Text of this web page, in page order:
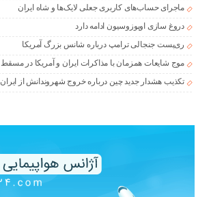
ماجرای حساب‌های کاربری جعلی لایک‌ها و شاه ایران
دروغ سازی اوپوزوسیون ادامه دارد
ری‌پست جنجالی ترامپ درباره شانس بزرگ آمریکا
موج شایعات همزمان با مذاکرات ایران و آمریکا در مسقط
تکذیب هشدار جدید چین درباره خروج شهروندانش از ایران